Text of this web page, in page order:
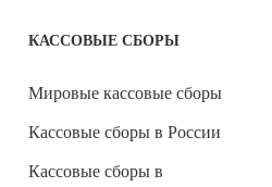
КАССОВЫЕ СБОРЫ
Мировые кассовые сборы
Кассовые сборы в России
Кассовые сборы в